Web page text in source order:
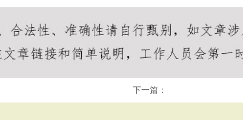
下一篇：